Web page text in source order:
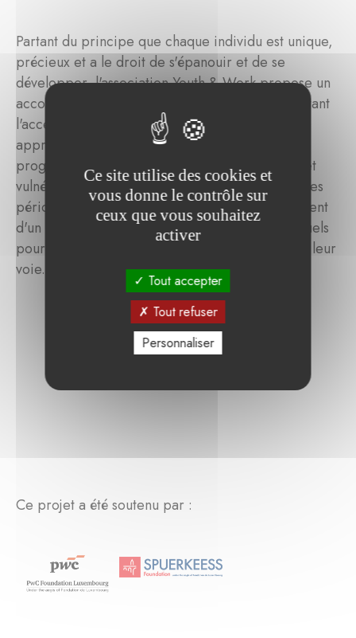
Partant du principe que chaque individu est unique,
précieux et a le droit de s'épanouir et de se
développer, l'association Youth & Work propose un
accompagnement individuel aux jeunes, en mettant
l'accent sur les relations, les ressources et les
approches axées sur les solutions. Grâce à son
programme de coaching, les jeunes chômeurs et
vulnérables âgés de 16 à 29 ans qui traversent des
périodes difficiles peuvent bénéficier gratuitement
d'un accompagnement et d'un coaching individuels
pour renforcer leur confiance en eux et trouver leur
voie.
Ce projet a été soutenu par :
Ce site utilise des cookies et
vous donne le contrôle sur
ceux que vous souhaitez
activer
Tout accepter
Tout refuser
Personnaliser